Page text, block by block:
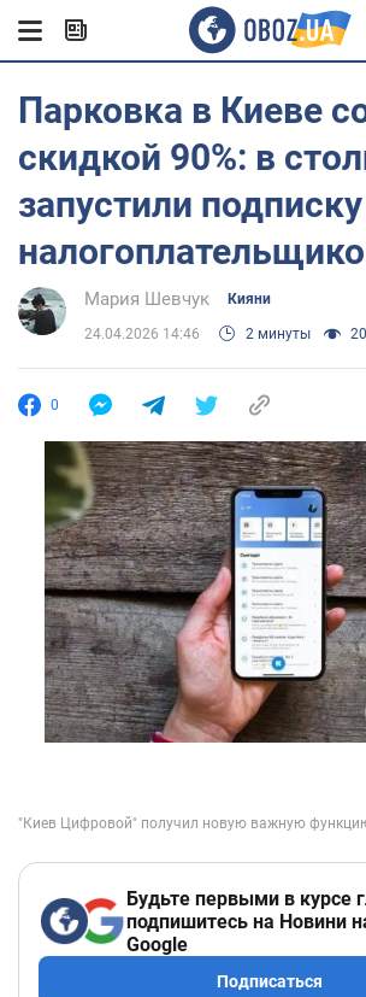
Парковка в Киеве
скидкой 90%: в
запустили
Мария Шевчук Кияни
24.04.2026 14:46 2 минуты
0
Будьте первыми в курсе
подпишитесь на Новини
Google
Подписаться